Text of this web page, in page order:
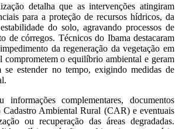
detalha que as intervenções atingiram
para a proteção de recursos hídricos, da
do solo, agravando processos de
de córregos. Técnicos do Ibama destacaram
da regeneração da vegetação em
comprometem o equilíbrio ambiental e geram
se estender no tempo, exigindo medidas de
complementares, documentos
Cadastro Ambiental Rural (CAR) e eventuais
ou recuperação das áreas degradadas.